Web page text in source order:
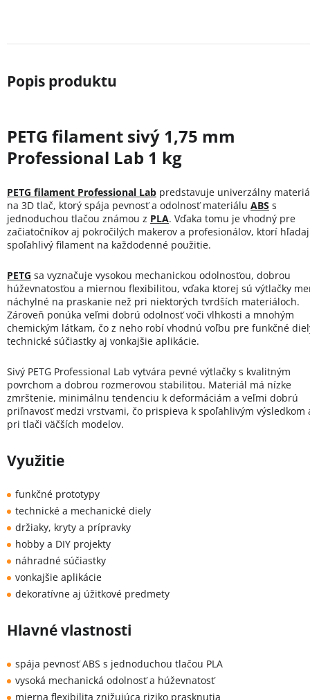
PETG filament sivý 1,75 mm
Professional Lab 1 kg
PETG filament Professional Lab predstavuje univerzálny
na 3D tlač, ktorý spája pevnosť a odolnosť materiálu ABS s
jednoduchou tlačou známou z PLA. Vďaka tomu je vhodný pre
začiatočníkov aj pokročilých makerov a profesionálov, ktorí
spoľahlivý filament na každodenné použitie.
PETG sa vyznačuje vysokou mechanickou odolnosťou, dobrou
húževnatosťou a miernou flexibilitou, vďaka ktorej sú výtlačky
náchylné na praskanie než pri niektorých tvrdších materiáloch.
Zároveň ponúka veľmi dobrú odolnosť voči vlhkosti a mnohým
chemickým látkam, čo z neho robí vhodnú voľbu pre funkčné
technické súčiastky aj vonkajšie aplikácie.
Sivý PETG Professional Lab vytvára pevné výtlačky s kvalitným
povrchom a dobrou rozmerovou stabilitou. Materiál má nízke
zmrštenie, minimálnu tendenciu k deformáciám a veľmi dobrú
priľnavosť medzi vrstvami, čo prispieva k spoľahlivým výsledkom
pri tlači väčších modelov.
Využitie
funkčné prototypy
technické a mechanické diely
držiaky, kryty a prípravky
hobby a DIY projekty
náhradné súčiastky
vonkajšie aplikácie
dekoratívne aj úžitkové predmety
Hlavné vlastnosti
spája pevnosť ABS s jednoduchou tlačou PLA
vysoká mechanická odolnosť a húževnatosť
mierna flexibilita znižujúca riziko prasknutia